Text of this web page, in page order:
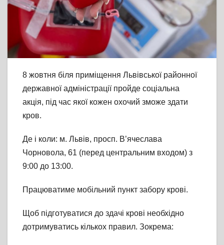
8 жовтня біля приміщення Львівської районної
державної адміністрації пройде соціальна
акція, під час якої кожен охочий зможе здати
кров.
Де і коли: м. Львів, просп. В’ячеслава
Чорновола, 61 (перед центральним входом) з
9:00 до 13:00.
Працюватиме мобільний пункт забору крові.
Щоб підготуватися до здачі крові необхідно
дотримуватись кількох правил. Зокрема: